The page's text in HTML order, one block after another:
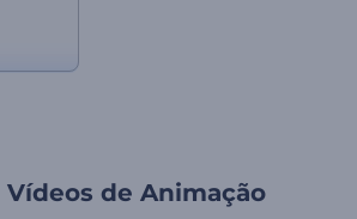
Vídeos de Animação